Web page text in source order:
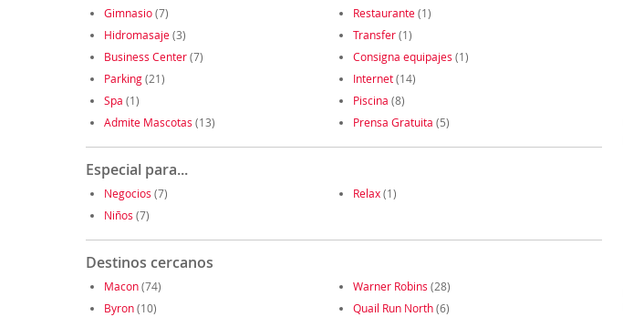
Gimnasio(7) Restaurante(1)
Hidromasaje(3) Transfer(1)
Business Center(7) Consigna equipajes (1)
Parking(21) Internet(14)
Spa (1) Piscina (8)
Admite Mascotas (13) Prensa Gratuita (5)
Especial para...
Negocios (7) Relax(1)
Niños (7)
Destinos cercanos
Macon(74) Warner Robins (28)
Byron(10) Quail Run North(6)